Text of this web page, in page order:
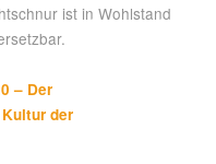
ist in Wohlstand
– Der
der